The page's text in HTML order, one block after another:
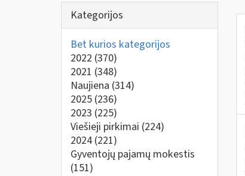
Kategorijos
Bet kurios kategorijos
2022 (370)
2021 (348)
Naujiena (314)
2025 (236)
2023 (225)
Viešieji pirkimai (224)
2024 (221)
Gyventojų pajamų mokestis
(151)